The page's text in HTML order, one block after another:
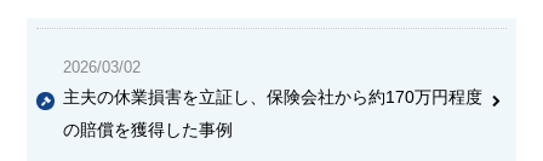
2026/03/02
主夫の休業損害を立証し、保険会社から約170万円程度
の賠償を獲得した事例